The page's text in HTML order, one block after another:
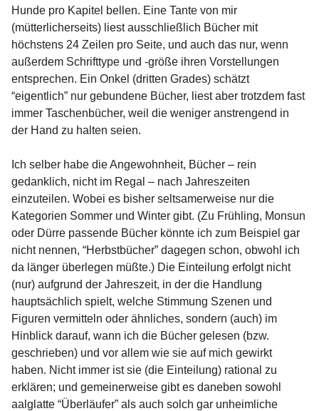
Hunde pro Kapitel bellen. Eine Tante von mir
(mütterlicherseits) liest ausschließlich Bücher mit
höchstens 24 Zeilen pro Seite, und auch das nur, wenn
außerdem Schrifttype und -größe ihren Vorstellungen
entsprechen. Ein Onkel (dritten Grades) schätzt
“eigentlich” nur gebundene Bücher, liest aber trotzdem fast
immer Taschenbücher, weil die weniger anstrengend in
der Hand zu halten seien.
Ich selber habe die Angewohnheit, Bücher – rein
gedanklich, nicht im Regal – nach Jahreszeiten
einzuteilen. Wobei es bisher seltsamerweise nur die
Kategorien Sommer und Winter gibt. (Zu Frühling, Monsun
oder Dürre passende Bücher könnte ich zum Beispiel gar
nicht nennen, “Herbstbücher” dagegen schon, obwohl ich
da länger überlegen müßte.) Die Einteilung erfolgt nicht
(nur) aufgrund der Jahreszeit, in der die Handlung
hauptsächlich spielt, welche Stimmung Szenen und
Figuren vermitteln oder ähnliches, sondern (auch) im
Hinblick darauf, wann ich die Bücher gelesen (bzw.
geschrieben) und vor allem wie sie auf mich gewirkt
haben. Nicht immer ist sie (die Einteilung) rational zu
erklären; und gemeinerweise gibt es daneben sowohl
aalglatte “Überläufer” als auch solch gar unheimliche